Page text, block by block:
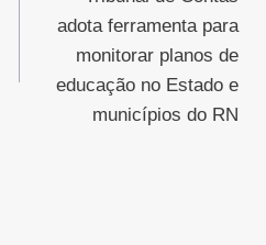
adota ferramenta para
monitorar planos de
educação no Estado e
municípios do RN